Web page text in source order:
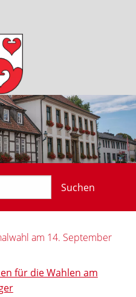
Suchen
am 14. September
für die Wahlen am